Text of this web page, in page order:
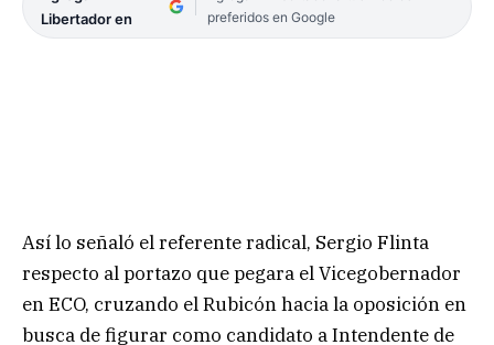
Libertador en
preferidos en Google
Así lo señaló el referente radical, Sergio Flinta
respecto al portazo que pegara el Vicegobernador
en ECO, cruzando el Rubicón hacia la oposición en
busca de figurar como candidato a Intendente de